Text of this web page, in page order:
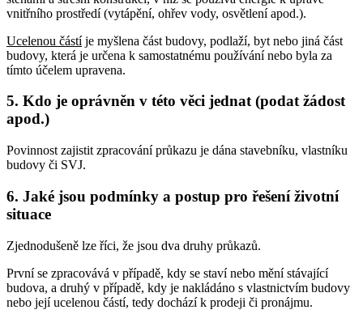
vnitřního prostředí (vytápění, ohřev vody, osvětlení apod.).
Ucelenou částíje myšlena část budovy, podlaží, byt nebo jiná část
budovy, která je určena k samostatnému používání nebo byla za
tímto účelem upravena.
5. Kdo je oprávněn v této věci jednat (podat žádost
apod.)
Povinnost zajistit zpracování průkazu je dána stavebníku, vlastníku
budovy či SVJ.
6. Jaké jsou podmínky a postup pro řešení životní
situace
Zjednodušeně lze říci, že jsou dva druhy průkazů.
První se zpracovává v případě, kdy se staví nebo mění stávající
budova, a druhý v případě, kdy je nakládáno s vlastnictvím budovy
nebo její ucelenou částí, tedy dochází k prodeji či pronájmu.